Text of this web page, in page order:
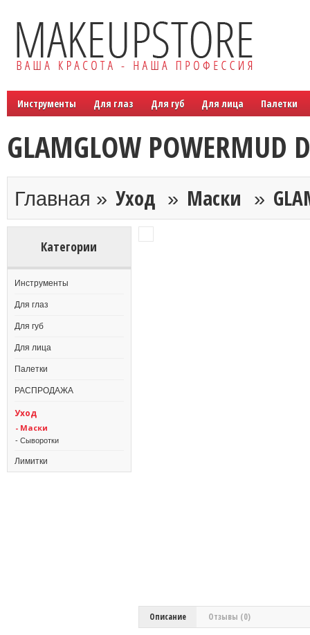
Инструменты Для глаз Для губ Для лица Палетки
GLAMGLOW
Главная » Уход » Маски »
Категории
Инструменты
Для глаз
Для губ
Для лица
Палетки
РАСПРОДАЖА
Уход
- Маски
- Сыворотки
Лимитки
Описание Отзывы (0)